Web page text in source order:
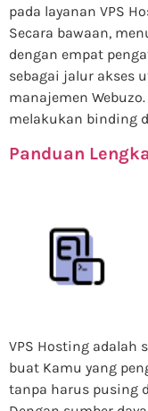
pada layanan VPS
Secara bawaan,
dengan empat
sebagai jalur akses
manajemen
melakukan binding
Panduan
VPS Hosting adalah
buat Kamu yang
tanpa harus pusing